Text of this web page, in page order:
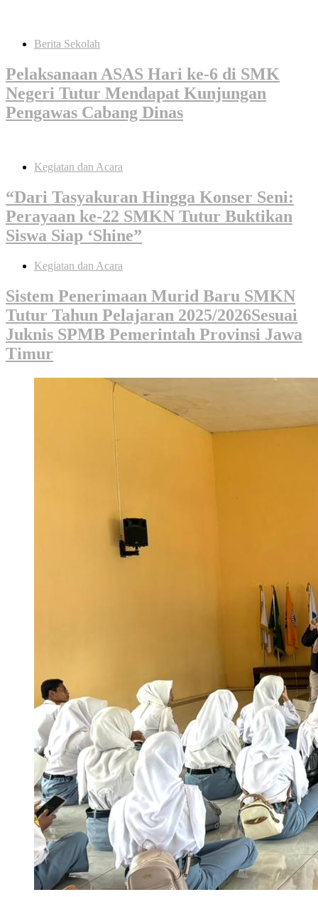
Berita Sekolah
Pelaksanaan ASAS Hari ke-6 di SMK
Negeri Tutur Mendapat Kunjungan
Pengawas Cabang Dinas
Kegiatan dan Acara
“Dari Tasyakuran Hingga Konser Seni:
Perayaan ke-22 SMKN Tutur Buktikan
Siswa Siap ‘Shine”
Kegiatan dan Acara
Sistem Penerimaan Murid Baru SMKN
Tutur Tahun Pelajaran 2025/2026Sesuai
Juknis SPMB Pemerintah Provinsi Jawa
Timur